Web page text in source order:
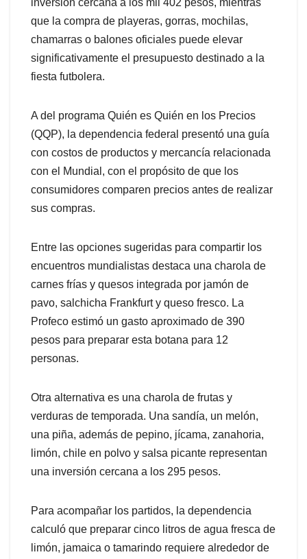
que la compra de playeras, gorras, mochilas,
chamarras o balones oficiales puede elevar
significativamente el presupuesto destinado a la
fiesta futbolera.
A del programa Quién es Quién en los Precios
(QQP), la dependencia federal presentó una guía
con costos de productos y mercancía relacionada
con el Mundial, con el propósito de que los
consumidores comparen precios antes de realizar
sus compras.
Entre las opciones sugeridas para compartir los
encuentros mundialistas destaca una charola de
carnes frías y quesos integrada por jamón de
pavo, salchicha Frankfurt y queso fresco. La
Profeco estimó un gasto aproximado de 390
pesos para preparar esta botana para 12
personas.
Otra alternativa es una charola de frutas y
verduras de temporada. Una sandía, un melón,
una piña, además de pepino, jícama, zanahoria,
limón, chile en polvo y salsa picante representan
una inversión cercana a los 295 pesos.
Para acompañar los partidos, la dependencia
calculó que preparar cinco litros de agua fresca de
limón, jamaica o tamarindo requiere alrededor de